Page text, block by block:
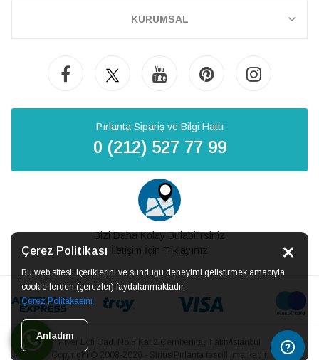
Çerez Politikası
Bu web sitesi, içeriklerini ve sunduğu deneyimi geliştirmek amacıyla
cookie’lerden (çerezler) faydalanmaktadır.
Çerez Politakasını
Anladım
KURUMSAL
Pırlanta Sipariş ve Bilgi Hattı
0 (212) 527 77 99
Bizi Daha Kolay Bulabilirsiniz
İletişim İçin Tıklayınız